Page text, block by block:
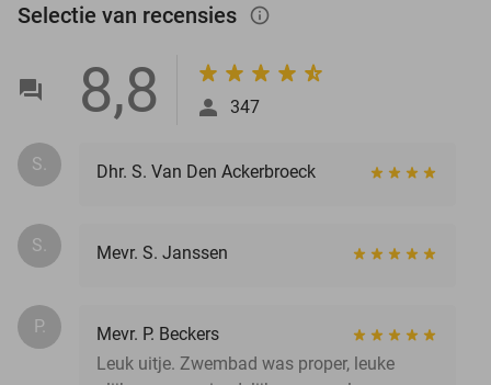
Selectie van recensies info_outlined
8,8 347
S. Dhr. S. Van Den Ackerbroeck
S. Mevr. S. Janssen
P.
Mevr. P. Beckers
Leuk uitje. Zwembad was proper, leuke